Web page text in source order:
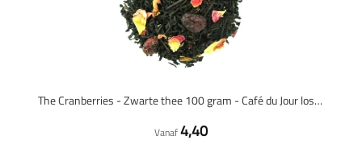
The Cranberries - Zwarte thee 100 gram - Café du Jour losse thee
Vanaf4,40